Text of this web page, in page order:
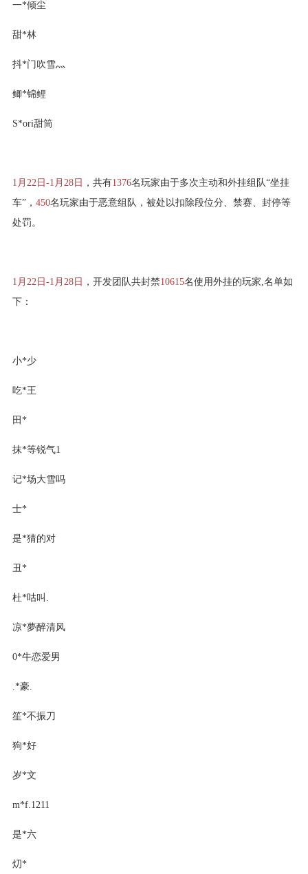
一*倾尘
甜*林
抖*门吹雪灬
鲫*锦鲤
S*ori甜筒
1月22日-1月28日 ，共有1376名玩家由于多次主动和外挂组队“坐挂
车”， 450名玩家由于恶意组队，被处以扣除段位分、禁赛、封停等
处罚。
1月22日-1月28日 ，开发团队共封禁10615名使用外挂的玩家,名单如
下：
小*少
吃*王
田*
抹*等锐气1
记*场大雪吗
士*
是*猜的对
丑*
杜*咕叫.
凉*夢醉清风
0*牛恋爱男
.*豪.
笙*不振刀
狗*好
岁*文
m*f.1211
是*六
灱*